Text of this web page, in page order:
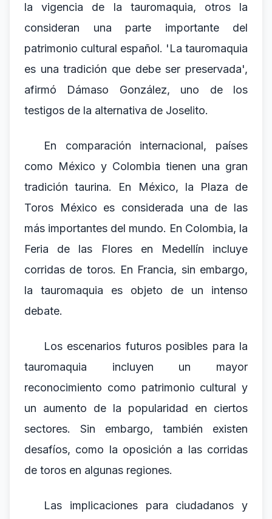
la vigencia de la tauromaquia, otros la
consideran una parte importante del
patrimonio cultural español. 'La tauromaquia
es una tradición que debe ser preservada',
afirmó Dámaso González, uno de los
testigos de la alternativa de Joselito.
En comparación internacional, países
como México y Colombia tienen una gran
tradición taurina. En México, la Plaza de
Toros México es considerada una de las
más importantes del mundo. En Colombia, la
Feria de las Flores en Medellín incluye
corridas de toros. En Francia, sin embargo,
la tauromaquia es objeto de un intenso
debate.
Los escenarios futuros posibles para la
tauromaquia incluyen un mayor
reconocimiento como patrimonio cultural y
un aumento de la popularidad en ciertos
sectores. Sin embargo, también existen
desafíos, como la oposición a las corridas
de toros en algunas regiones.
Las implicaciones para ciudadanos y